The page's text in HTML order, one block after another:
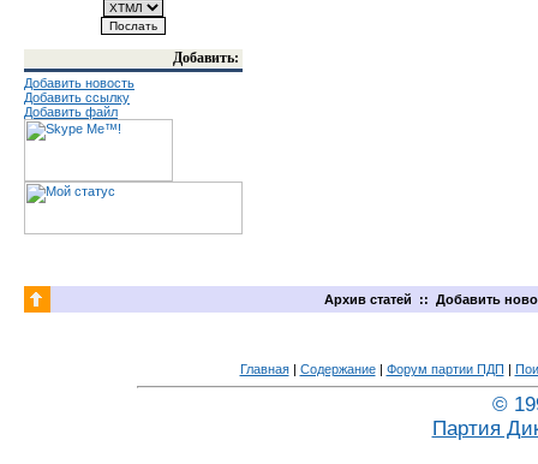
Добавить:
Добавить новость
Добавить ссылку
Добавить файл
Архив статей :: Добавить
Главная| Содержание| Форум партии ПДП |
©
Партия